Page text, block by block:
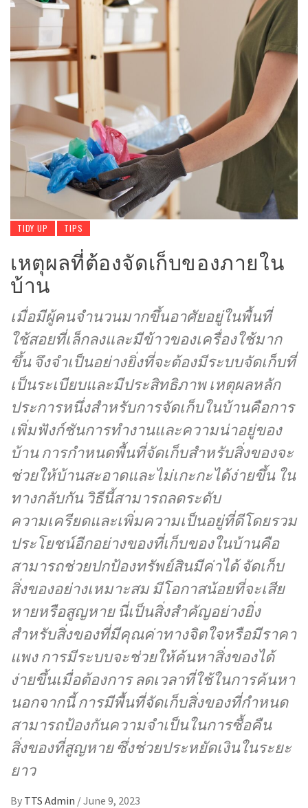
TIDY UP TIPS
เหตุผลที่ต้องจัดเก็บของภายใน
บ้าน
เมื่อมีผู้คนจำนวนมากขึ้นอาศัยอยู่ในพื้นที่
ใช้สอยที่เล็กลงและมีข้าวของเครื่องใช้มาก
ขึ้น จึงจำเป็นอย่างยิ่งที่จะต้องมีระบบจัดเก็บที่
เป็นระเบียบและมีประสิทธิภาพ เหตุผลหลัก
ประการหนึ่งสำหรับการจัดเก็บในบ้านคือการ
เพิ่มฟังก์ชันการทำงานและความน่าอยู่ของ
บ้าน การกำหนดพื้นที่จัดเก็บสำหรับสิ่งของจะ
ช่วยให้บ้านสะอาดและไม่เกะกะได้ง่ายขึ้น ใน
ทางกลับกัน วิธีนี้สามารถลดระดับ
ความเครียดและเพิ่มความเป็นอยู่ที่ดีโดยรวม
ประโยชน์อีกอย่างของที่เก็บของในบ้านคือ
สามารถช่วยปกป้องทรัพย์สินมีค่าได้ จัดเก็บ
สิ่งของอย่างเหมาะสม มีโอกาสน้อยที่จะเสีย
หายหรือสูญหาย นี่เป็นสิ่งสำคัญอย่างยิ่ง
สำหรับสิ่งของที่มีคุณค่าทางจิตใจหรือมีราคา
แพง การมีระบบจะช่วยให้ค้นหาสิ่งของได้
ง่ายขึ้นเมื่อต้องการ ลดเวลาที่ใช้ในการค้นหา
นอกจากนี้ การมีพื้นที่จัดเก็บสิ่งของที่กำหนด
สามารถป้องกันความจำเป็นในการซื้อคืน
สิ่งของที่สูญหาย ซึ่งช่วยประหยัดเงินในระยะ
ยาว
By TTS Admin /June 9, 2023